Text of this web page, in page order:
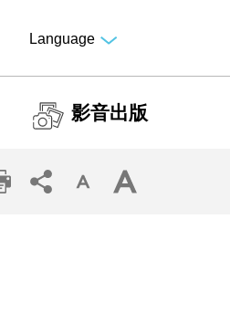
Language
影音出版